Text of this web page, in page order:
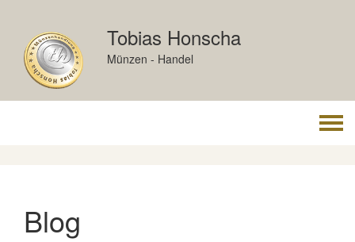
content
Tobias Honscha
Münzen - Handel
Blog